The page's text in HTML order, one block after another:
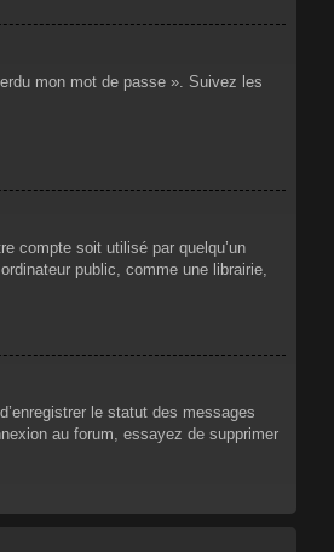
mon mot de passe ». Suivez les
compte soit utilisé par quelqu’un
public, comme une librairie,
le statut des messages
au forum, essayez de supprimer